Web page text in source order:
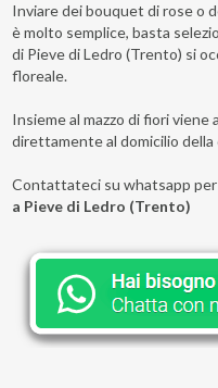
Inviare dei bouquet di rose o
è molto semplice, basta
di Pieve di Ledro (Trento) si
floreale.
Insieme al mazzo di fiori
direttamente al domicilio
Contattateci su whatsapp per
a Pieve di Ledro (Trento)